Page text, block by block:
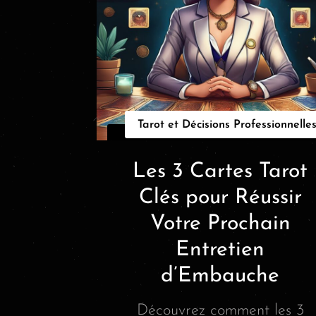
Tarot et Décisions Professionnelles
Les 3 Cartes Tarot
Clés pour Réussir
Votre Prochain
Entretien
d’Embauche
Découvrez comment les 3